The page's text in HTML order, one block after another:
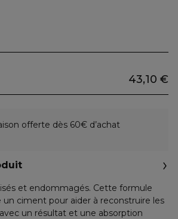
43,10 €
offerte dès 60€ d’achat
et endommagés. Cette formule
ciment pour aider à reconstruire les
un résultat et une absorption